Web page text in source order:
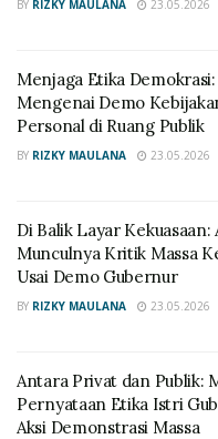
BY RIZKY MAULANA 23.05.2026
Menjaga Etika
Mengenai Demo
Personal di Ruang Publik
BY RIZKY MAULANA 23.05.2026
Di Balik Layar Kekuasaan:
Munculnya Kritik Massa
Usai Demo Gubernur
BY RIZKY MAULANA 23.05.2026
Antara Privat dan Publik:
Pernyataan Etika Istri
Aksi Demonstrasi Massa